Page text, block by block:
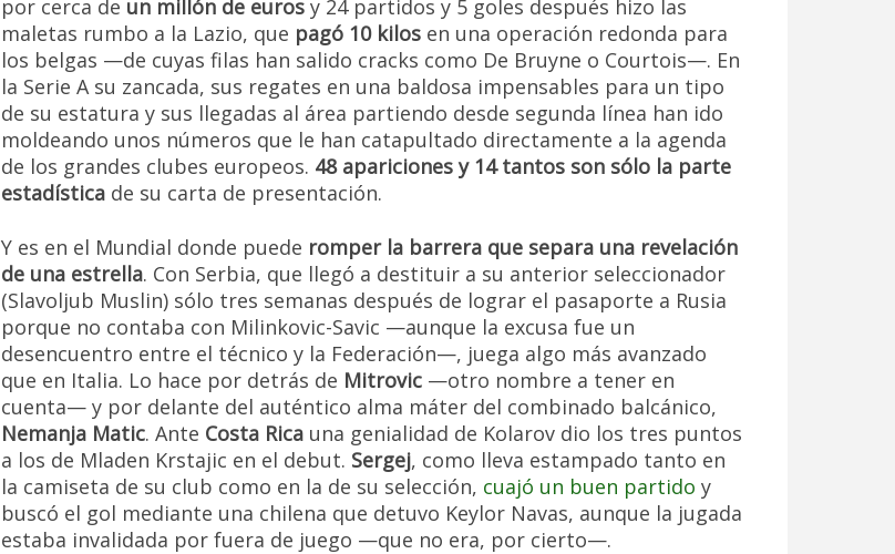
por cerca de un millón de euros y 24 partidos y 5 goles después hizo las
maletas rumbo a la Lazio, que pagó 10 kilos en una operación redonda para
los belgas —de cuyas filas han salido cracks como De Bruyne o Courtois—. En
la Serie A su zancada, sus regates en una baldosa impensables para un tipo
de su estatura y sus llegadas al área partiendo desde segunda línea han ido
moldeando unos números que le han catapultado directamente a la agenda
de los grandes clubes europeos. 48 apariciones y 14 tantos son sólo la parte
estadística de su carta de presentación.
Y es en el Mundial donde puede romper la barrera que separa una revelación
de una estrella. Con Serbia, que llegó a destituir a su anterior seleccionador
(Slavoljub Muslin) sólo tres semanas después de lograr el pasaporte a Rusia
porque no contaba con Milinkovic-Savic —aunque la excusa fue un
desencuentro entre el técnico y la Federación—, juega algo más avanzado
que en Italia. Lo hace por detrás de Mitrovic —otro nombre a tener en
cuenta— y por delante del auténtico alma máter del combinado balcánico,
Nemanja Matic. Ante Costa Rica una genialidad de Kolarov dio los tres puntos
a los de Mladen Krstajic en el debut. Sergej, como lleva estampado tanto en
la camiseta de su club como en la de su selección, cuajó un buen partido y
buscó el gol mediante una chilena que detuvo Keylor Navas, aunque la jugada
estaba invalidada por fuera de juego —que no era, por cierto—.